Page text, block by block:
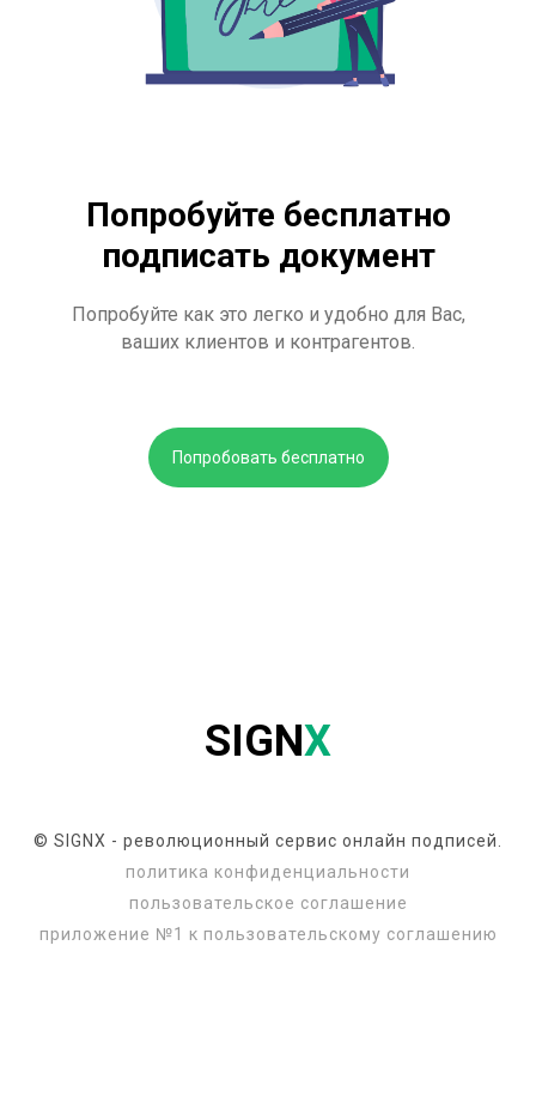
Попробуйте бесплатно
подписать документ
Попробуйте как это легко и удобно для Вас,
ваших клиентов и контрагентов.
Попробовать бесплатно
SIGNX
© SIGNX - революционный сервис онлайн подписей.
политика конфиденциальности
пользовательское соглашение
приложение №1 к пользовательскому соглашению